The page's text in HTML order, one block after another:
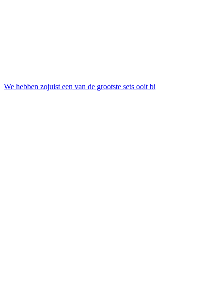
We hebben zojuist een van de grootste sets ooit bi